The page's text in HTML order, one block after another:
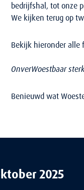
bedrijfshal, tot onze
We kijken terug op
Bekijk hieronder alle
OnverWoestbaar
Benieuwd wat
2025